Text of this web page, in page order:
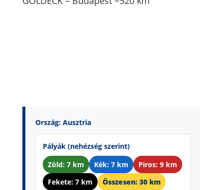
Ország: Ausztria
Pályák (nehézség szerint)
Zöld: 7 km
Kék: 7 km
Piros: 9 km
Fekete: 7 km
Összesen: 30 km